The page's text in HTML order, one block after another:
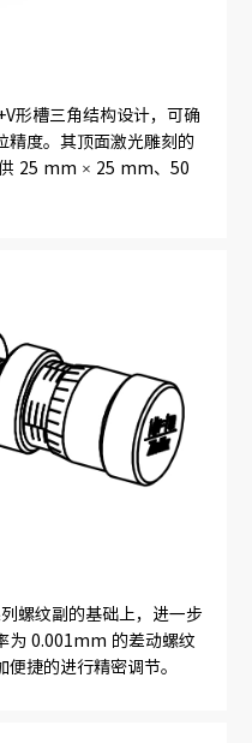
形槽三角结构设计，可确
精度。其顶面激光雕刻的
25 mm × 25 mm、50
螺纹副的基础上，进一步
为 0.001mm 的差动螺纹
捷的进行精密调节。